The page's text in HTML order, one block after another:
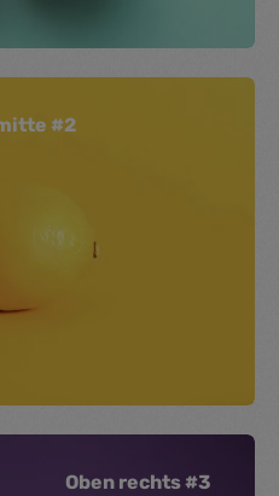
#2
Oben rechts #3